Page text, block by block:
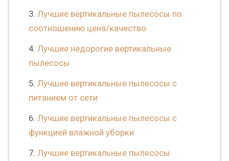
Лучшие вертикальные пылесосы по
соотношению цена/качество
Лучшие недорогие вертикальные
пылесосы
Лучшие вертикальные пылесосы с
питанием от сети
Лучшие вертикальные пылесосы с
функцией влажной уборки
Лучшие вертикальные пылесосы